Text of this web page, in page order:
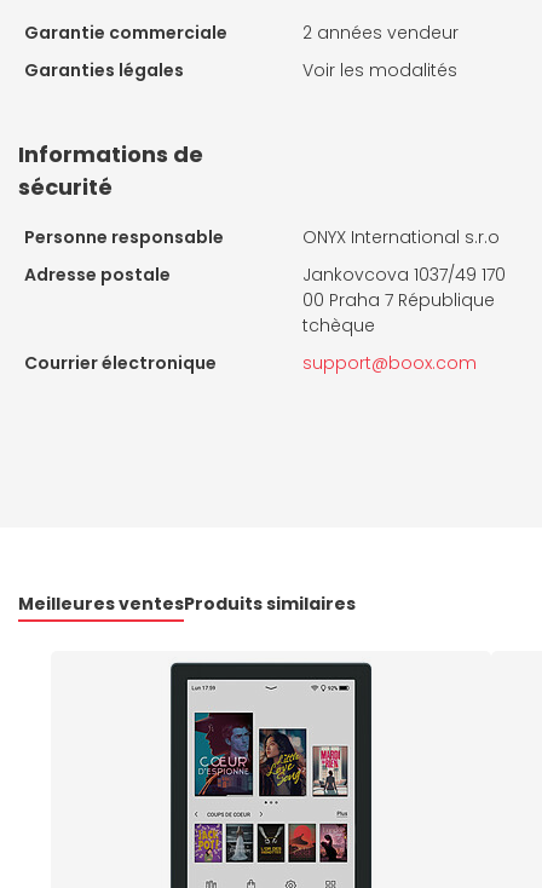
Garantie commerciale
2 années vendeur
Garanties légales
Voir les modalités
Informations de
sécurité
Personne responsable
ONYX International s.r.o
Adresse postale
Jankovcova 1037/49 170
00 Praha 7 République
tchèque
Courrier électronique
support@boox.com
Meilleures ventesProduits similaires